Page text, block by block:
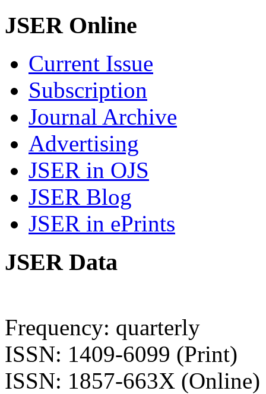
JSER Online
Current Issue
Subscription
Journal Archive
Advertising
JSER in OJS
JSER Blog
JSER in ePrints
JSER Data
Frequency: quarterly
ISSN: 1409-6099 (Print)
ISSN: 1857-663X (Online)